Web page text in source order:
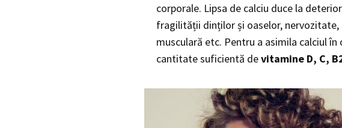
corporale. Lipsa de calciu duce la
fragilității dinților și oaselor, nervozitate,
musculară etc. Pentru a asimila calciul
cantitate suficientă devitamine D, C,